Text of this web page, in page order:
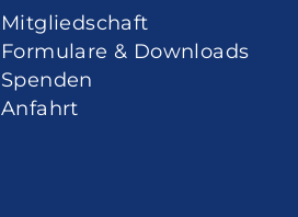
Mitgliedschaft
Formulare & Downloads
Spenden
Anfahrt